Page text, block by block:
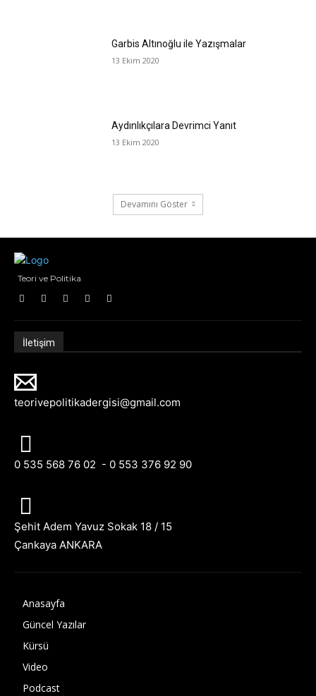
Garbis Altınoğlu ile Yazışmalar
13 Ekim 2020
Aydınlıkçılara Devrimci Yanıt
13 Ekim 2020
Devamını Göster
Teori ve Politika
İletişim
teorivepolitikadergisi@gmail.com
0 535 568 76 02 - 0 553 376 92 90
Şehit Adem Yavuz Sokak 18 / 15
Çankaya ANKARA
Anasayfa
Güncel Yazılar
Kürsü
Video
Podcast